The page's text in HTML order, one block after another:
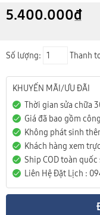
5.400.000₫
Số lượng: Thanh
KHUYẾN MÃI/ƯU ĐÃI
Thời gian sửa chữa
Giá đã bao gồm
Không phát sinh
Khách hàng xem
Ship COD toàn
Liên Hệ Đặt Lịch :